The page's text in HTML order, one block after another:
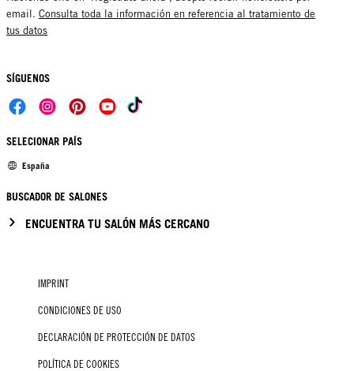
email. Consulta toda la información en referencia al tratamiento de
tus datos
SÍGUENOS
SELECIONAR PAÍS
España
BUSCADOR DE SALONES
ENCUENTRA TU SALÓN MÁS CERCANO
IMPRINT
CONDICIONES DE USO
DECLARACIÓN DE PROTECCIÓN DE DATOS
POLÍTICA DE COOKIES